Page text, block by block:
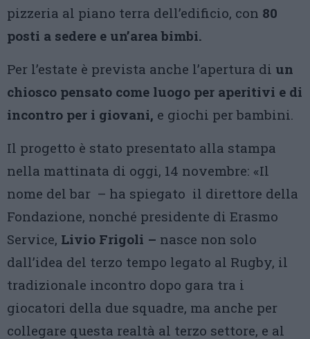
pizzeria al piano terra dell’edificio, con 80
posti a sedere e un’area bimbi.
Per l’estate è prevista anche l’apertura di un
chiosco pensato come luogo per aperitivi e di
incontro per i giovani, e giochi per bambini.
Il progetto è stato presentato alla stampa
nella mattinata di oggi, 14 novembre: «Il
nome del bar – ha spiegato il direttore della
Fondazione, nonché presidente di Erasmo
Service, Livio Frigoli – nasce non solo
dall’idea del terzo tempo legato al Rugby, il
tradizionale incontro dopo gara tra i
giocatori della due squadre, ma anche per
collegare questa realtà al terzo settore, e al